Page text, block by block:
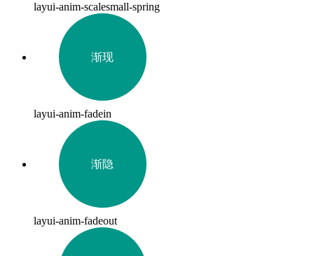
layui-anim-scalesmall-spring
渐现
layui-anim-fadein
渐隐
layui-anim-fadeout